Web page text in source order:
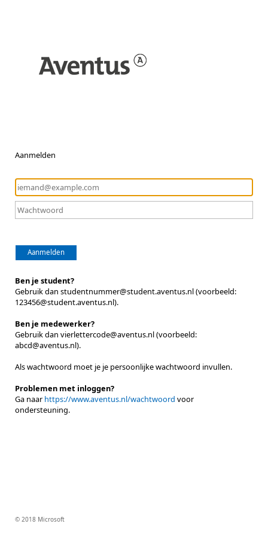
Aanmelden
Aanmelden
Ben je student?
Gebruik dan studentnummer@student.aventus.nl (voorbeeld:
123456@student.aventus.nl).
Ben je medewerker?
Gebruik dan vierlettercode@aventus.nl (voorbeeld:
abcd@aventus.nl).
Als wachtwoord moet je je persoonlijke wachtwoord invullen.
Problemen met inloggen?
Ga naar https://www.aventus.nl/wachtwoord voor
ondersteuning.
© 2018 Microsoft